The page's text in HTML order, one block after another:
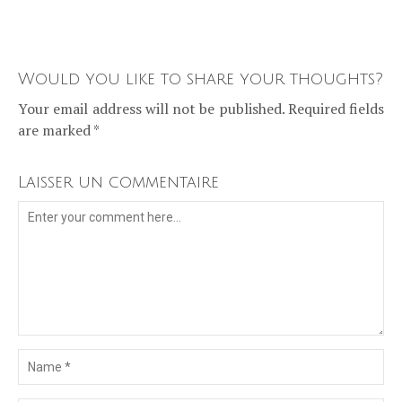
Would you like to share your thoughts?
Your email address will not be published. Required fields
are marked *
Laisser un commentaire